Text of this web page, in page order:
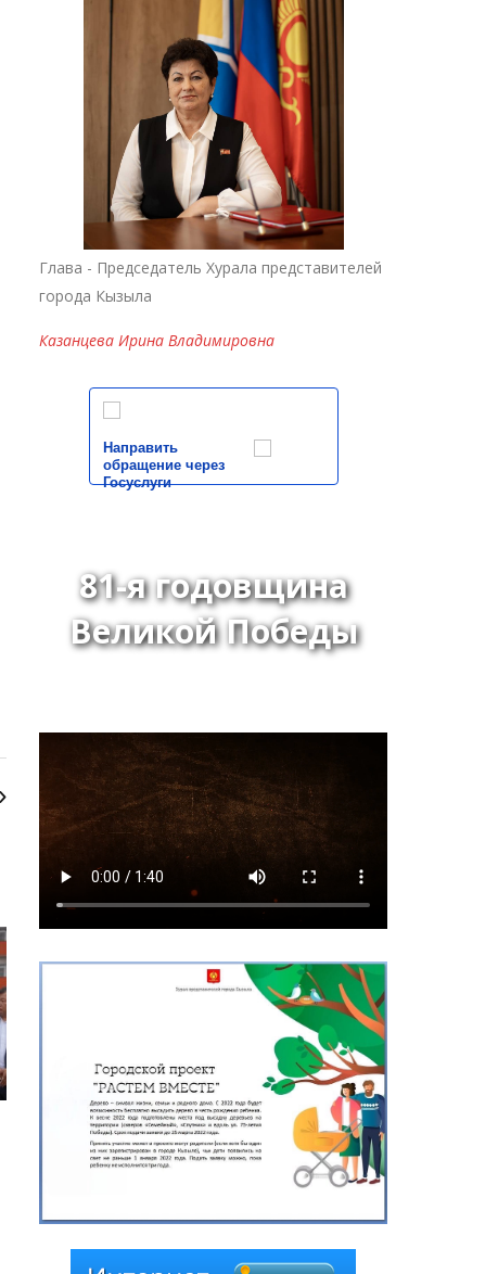
Глава города Кызыла
Ирина Казанцева
Почётного гражданина
города Кызыла Григория
Глава - Председатель Хурала представителей
города Кызыла
Казанцева Ирина Владимировна
Направить
обращение через
Госуслуги
81-я годовщина
Великой Победы